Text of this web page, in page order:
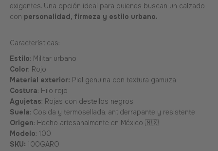
exigentes. Una opción ideal para quienes buscan un calzado
con personalidad, firmeza y estilo urbano.
Características:
Estilo: Militar urbano
Color: Rojo
Material exterior: Piel genuina con textura gamuza
Costura: Hilo rojo
Agujetas: Rojas con destellos negros
Suela: Cosida y termosellada, antiderrapante y resistente
Origen: Hecho artesanalmente en México 🇲🇽
Modelo: 100
SKU: 100GARO